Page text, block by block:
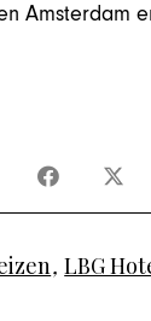
Amsterdam
, LBG